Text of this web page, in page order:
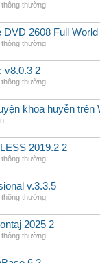
thông thường
2608 Full World
thông thường
v8.0.3 2
thông thường
khoa huyễn
2019.2 2
thông thường
v.3.3.5
thông thường
2025 2
thông thường